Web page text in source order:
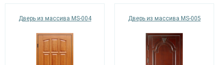
Дверь из массива MS-004 Дверь из массива MS-005